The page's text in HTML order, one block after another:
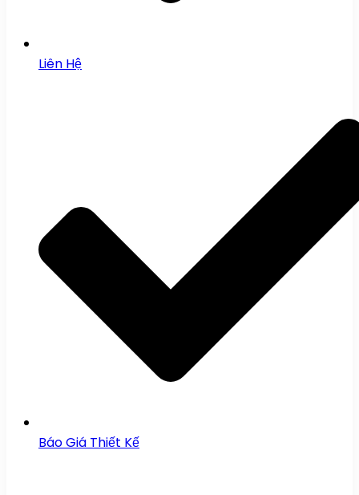
Liên Hệ
Báo Giá Thiết Kế